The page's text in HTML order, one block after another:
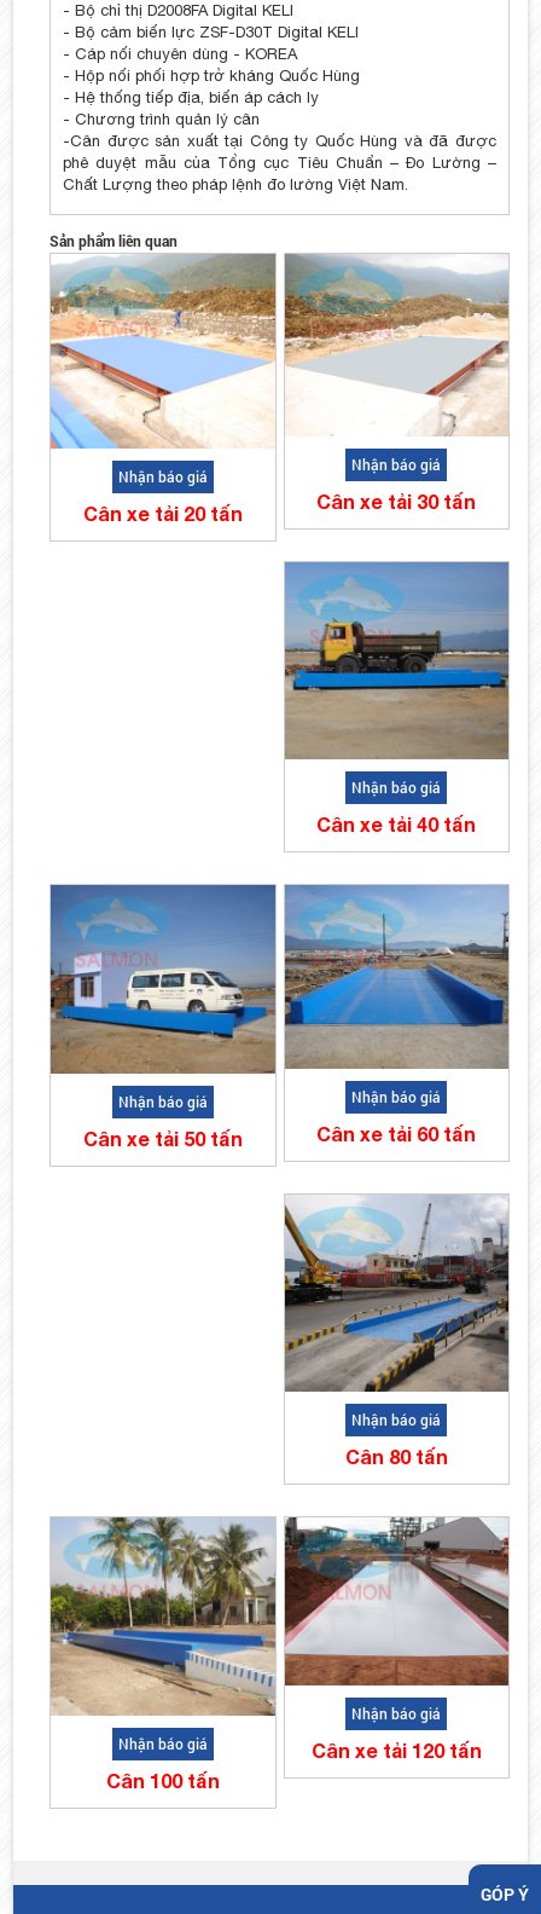
- Bộ chỉ thị D2008FA Digital KELI
- Bộ cảm biến lực ZSF-D30T Digital KELI
- Cáp nối chuyên dùng - KOREA
- Hộp nối phối hợp trở kháng Quốc Hùng
- Hệ thống tiếp địa, biến áp cách ly
- Chương trình quản lý cân
-Cân được sản xuất tại Công ty Quốc Hùng và đã được
phê duyệt mẫu của Tổng cục Tiêu Chuẩn – Đo Lường –
Chất Lượng theo pháp lệnh đo lường Việt Nam.
Sản phẩm liên quan
Nhận báo giá
Cân xe tải 20 tấn
Nhận báo giá
Cân xe tải 30 tấn
Nhận báo giá
Cân xe tải 40 tấn
Nhận báo giá
Cân xe tải 50 tấn
Nhận báo giá
Cân xe tải 60 tấn
Nhận báo giá
Cân 80 tấn
Nhận báo giá
Cân 100 tấn
Nhận báo giá
Cân xe tải 120 tấn
GÓP Ý